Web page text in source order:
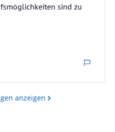
sind zu
anzeigen